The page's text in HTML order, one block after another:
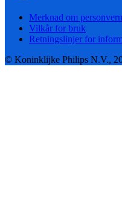
Merknad om personvern
Vilkår for bruk
Retningslinjer for
© Koninklijke Philips N.V.,